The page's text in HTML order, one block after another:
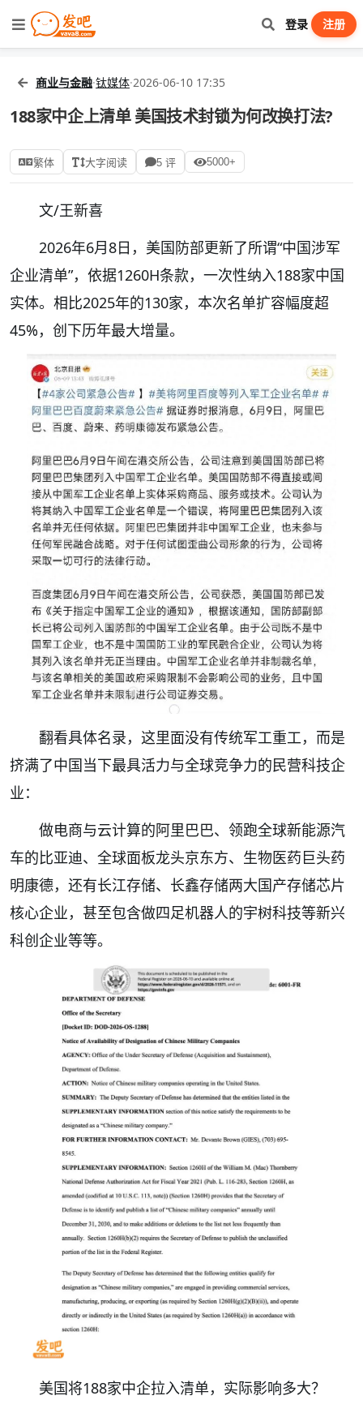
登录 注册
商业与金融·钛媒体·2026-06-10 17:35
188家中企上清单 美国技术封锁为何改换打法?
繁体 大字阅读 5 评 5000+
文/王新喜
2026年6月8日，美国防部更新了所谓“中国涉军
企业清单”，依据1260H条款，一次性纳入188家中国
实体。相比2025年的130家，本次名单扩容幅度超
45%，创下历年最大增量。
翻看具体名录，这里面没有传统军工重工，而是
挤满了中国当下最具活力与全球竞争力的民营科技企
业：
做电商与云计算的阿里巴巴、领跑全球新能源汽
车的比亚迪、全球面板龙头京东方、生物医药巨头药
明康德，还有长江存储、长鑫存储两大国产存储芯片
核心企业，甚至包含做四足机器人的宇树科技等新兴
科创企业等等。
美国将188家中企拉入清单，实际影响多大？